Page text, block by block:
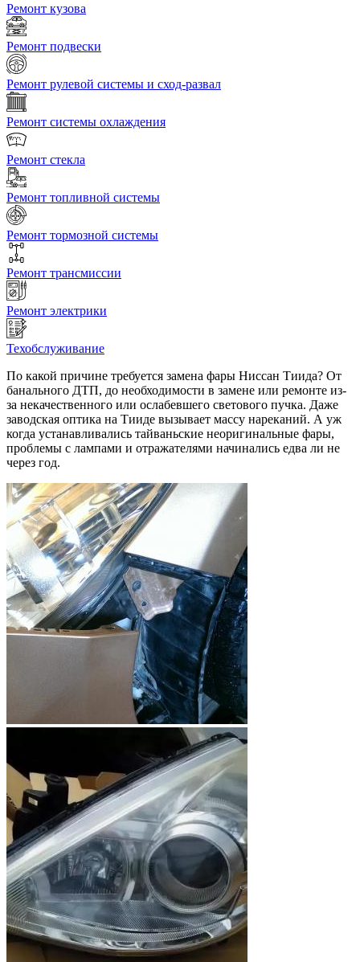
Ремонт кузова
Ремонт подвески
Ремонт рулевой системы и сход-развал
Ремонт системы охлаждения
Ремонт стекла
Ремонт топливной системы
Ремонт тормозной системы
Ремонт трансмиссии
Ремонт электрики
Техобслуживание
По какой причине требуется замена фары Ниссан Тиида? От
банального ДТП, до необходимости в замене или ремонте из-
за некачественного или ослабевшего светового пучка. Даже
заводская оптика на Тииде вызывает массу нареканий. А уж
когда устанавливались тайваньские неоригинальные фары,
проблемы с лампами и отражателями начинались едва ли не
через год.